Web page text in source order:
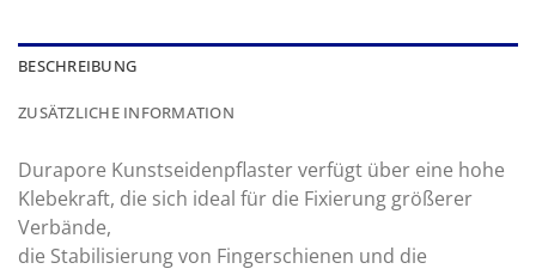
BESCHREIBUNG
ZUSÄTZLICHE INFORMATION
Durapore Kunstseidenpflaster verfügt über eine hohe
Klebekraft, die sich ideal für die Fixierung größerer
Verbände,
die Stabilisierung von Fingerschienen und die